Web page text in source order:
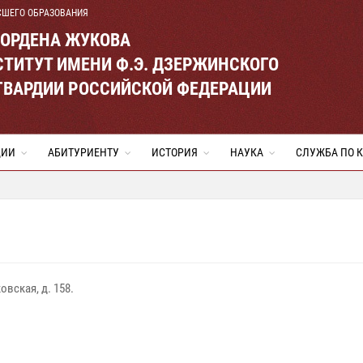
ОБРАЗОВАНИЯ
ЖУКОВА
ИМЕНИ Ф.Э. ДЗЕРЖИНСКОГО
РОССИЙСКОЙ ФЕДЕРАЦИИ
АБИТУРИЕНТУ ИСТОРИЯ НАУКА СЛУЖБА ПО
д. 158.